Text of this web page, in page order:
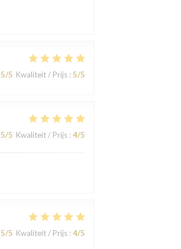
5/5 Kwaliteit / Prijs : 5/5
5/5 Kwaliteit / Prijs : 4/5
5/5 Kwaliteit / Prijs : 4/5